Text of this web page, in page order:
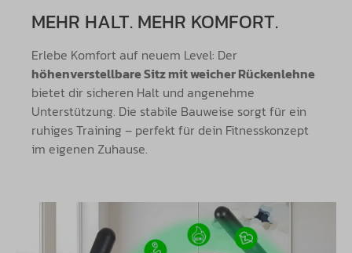
MEHR HALT. MEHR KOMFORT.
Erlebe Komfort auf neuem Level: Der
höhenverstellbare Sitz mit weicher Rückenlehne
bietet dir sicheren Halt und angenehme
Unterstützung. Die stabile Bauweise sorgt für ein
ruhiges Training – perfekt für dein Fitnesskonzept
im eigenen Zuhause.